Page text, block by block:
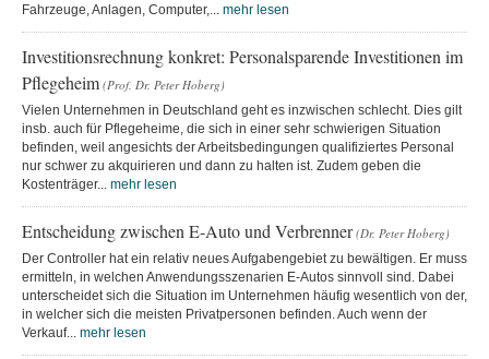
Fahrzeuge, Anlagen, Computer,... mehr lesen
Investitionsrechnung konkret: Personalsparende Investitionen im
Pflegeheim (Prof. Dr. Peter Hoberg)
Vielen Unternehmen in Deutschland geht es inzwischen schlecht. Dies gilt
insb. auch für Pflegeheime, die sich in einer sehr schwierigen Situation
befinden, weil angesichts der Arbeitsbedingungen qualifiziertes Personal
nur schwer zu akquirieren und dann zu halten ist. Zudem geben die
Kostenträger... mehr lesen
Entscheidung zwischen E-Auto und Verbrenner (Dr. Peter Hoberg)
Der Controller hat ein relativ neues Aufgabengebiet zu bewältigen. Er muss
ermitteln, in welchen Anwendungsszenarien E-Autos sinnvoll sind. Dabei
unterscheidet sich die Situation im Unternehmen häufig wesentlich von der,
in welcher sich die meisten Privatpersonen befinden. Auch wenn der
Verkauf... mehr lesen